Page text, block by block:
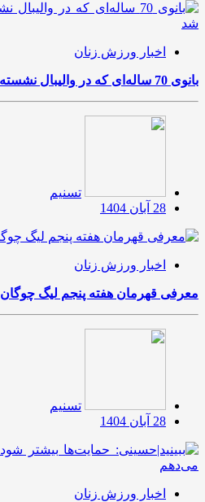
اخبار ورزش زنان
بانوی 70 ساله‌ای که در والیبال نشسته قهرمانی جهان خبرساز شد
تسنیم
28 آبان 1404
اخبار ورزش زنان
معرفی قهرمان هفته پنجم لیگ چوگان
تسنیم
28 آبان 1404
اخبار ورزش زنان